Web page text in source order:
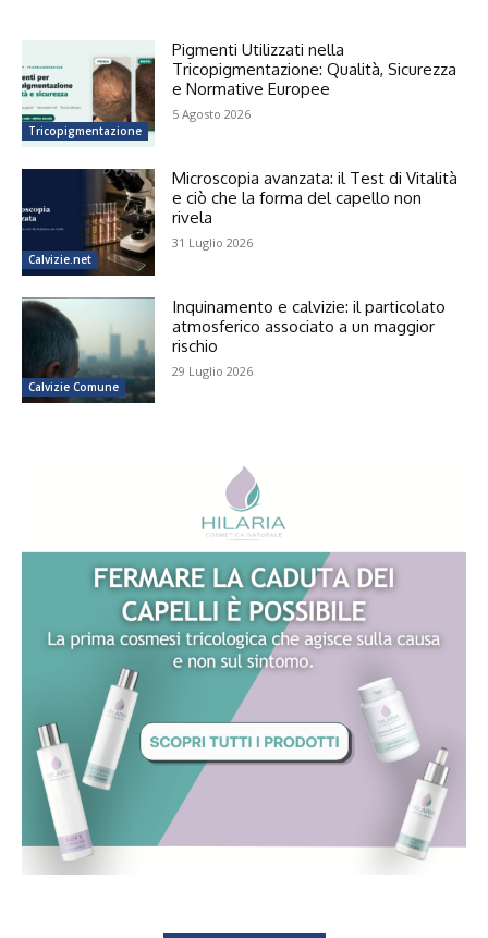
Tricopigmentazione
Pigmenti Utilizzati nella
Tricopigmentazione: Qualità, Sicurezza
e Normative Europee
5 Agosto 2026
Calvizie.net
Microscopia avanzata: il Test di Vitalità
e ciò che la forma del capello non
rivela
31 Luglio 2026
Calvizie Comune
Inquinamento e calvizie: il particolato
atmosferico associato a un maggior
rischio
29 Luglio 2026